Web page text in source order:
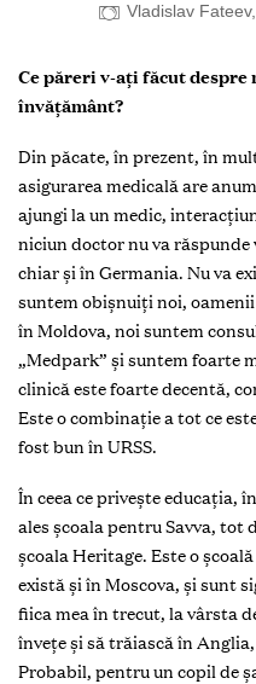
Vladislav
Ce păreri v-ați făcut despre
învățământ?
Din păcate, în prezent, în
asigurarea medicală are
ajungi la un medic,
niciun doctor nu va
chiar și în Germania. Nu va
suntem obișnuiți noi,
în Moldova, noi suntem
„Medpark” și suntem foarte
clinică este foarte decentă,
Este o combinație a tot ce
fost bun în URSS.
În ceea ce privește educația,
ales școala pentru Savva, tot
școala Heritage. Este o
există și în Moscova, și sunt
fiica mea în trecut, la vârsta
învețe și să trăiască în
Probabil, pentru un copil de